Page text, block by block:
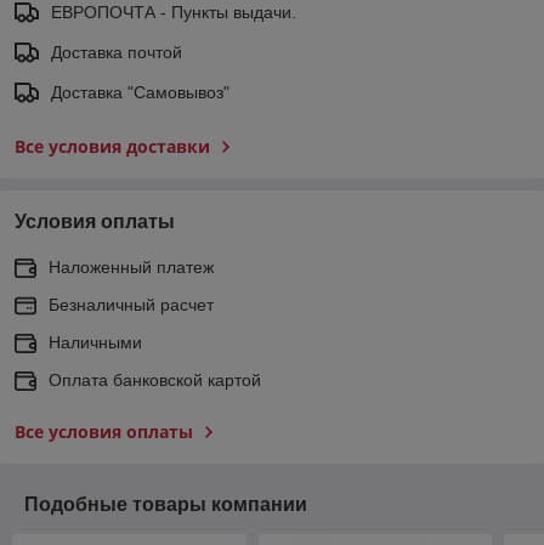
ЕВРОПОЧТА - Пункты выдачи.
Доставка почтой
Доставка "Самовывоз"
Все условия доставки
Условия оплаты
Наложенный платеж
Безналичный расчет
Наличными
Оплата банковской картой
Все условия оплаты
Подобные товары компании